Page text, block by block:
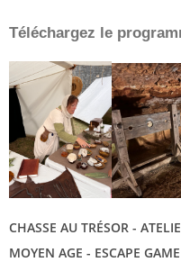
Téléchargez le
CHASSE AU TRÉSOR -
MOYEN AGE - ESCAPE